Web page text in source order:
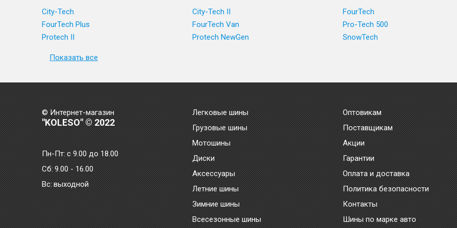
City-Tech City-Tech II
FourTech
FourTech Plus
FourTech Van
Pro-Tech 500
Protech II
Protech NewGen SnowTech
Показать все
© Интернет-магазин
"KOLESO" © 2022
Пн-Пт:с 9.00 до 18.00
Сб: 9.00 - 16.00
Bc: выходной
Легковые шины
Грузовые шины
Мотошины
Диски
Аксессуары
Летние шины
Зимние шины
Всесезонные шины
Оптовикам
Поставщикам
Акции
Гарантии
Оплата и доставка
Политика безопасности
Контакты
Шины по марке авто